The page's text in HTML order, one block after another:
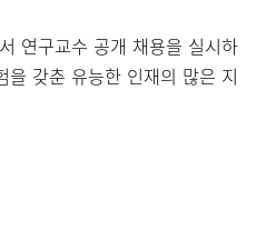
연구교수 공개 채용을 실시하
을 갖춘 유능한 인재의 많은 지